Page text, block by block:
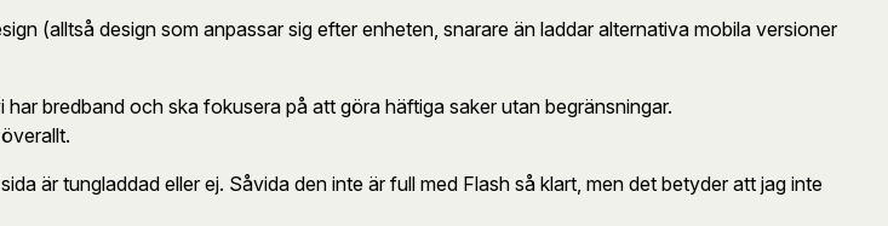
(alltså design som anpassar sig efter enheten, snarare än laddar alternativa mobila versioner
bredband och ska fokusera på att göra häftiga saker utan begränsningar.
är tungladdad eller ej. Såvida den inte är full med Flash så klart, men det betyder att jag inte